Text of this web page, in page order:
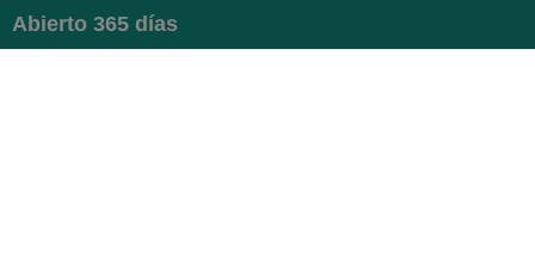
Abierto 365 días